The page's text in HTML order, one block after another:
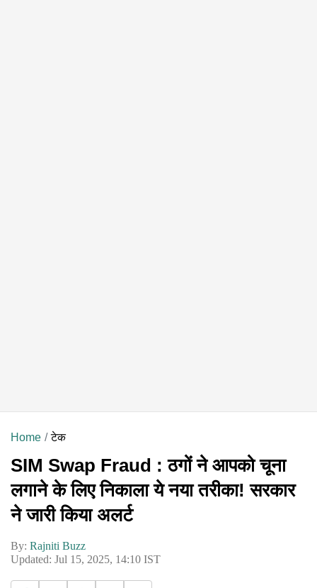
Home टेक
SIM Swap Fraud : ठगों ने आपको चूना
लगाने के लिए निकाला ये नया तरीका! सरकार
ने जारी किया अलर्ट
By: Rajniti Buzz
Updated: Jul 15, 2025, 14:10 IST